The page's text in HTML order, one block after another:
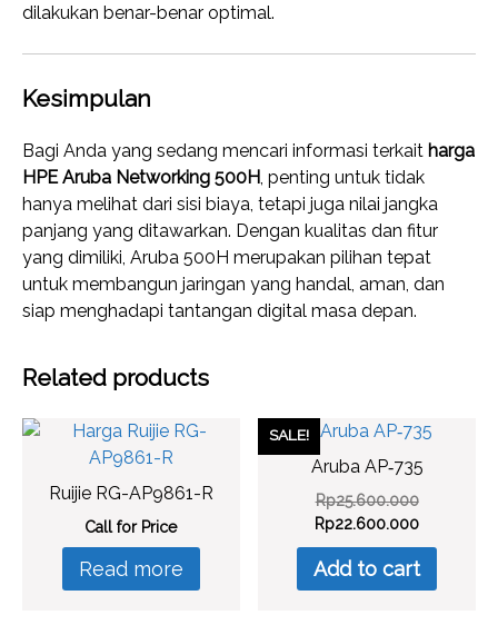
dilakukan benar-benar optimal.
Kesimpulan
Bagi Anda yang sedang mencari informasi terkait harga
HPE Aruba Networking 500H, penting untuk tidak
hanya melihat dari sisi biaya, tetapi juga nilai jangka
panjang yang ditawarkan. Dengan kualitas dan fitur
yang dimiliki, Aruba 500H merupakan pilihan tepat
untuk membangun jaringan yang handal, aman, dan
siap menghadapi tantangan digital masa depan.
Related products
Ruijie RG-AP9861-R
Call for Price
Read more
SALE!
Aruba AP‑735
Rp25.600.000Original
price
was:
Rp22.600.000Current
price
is:
Add to cart